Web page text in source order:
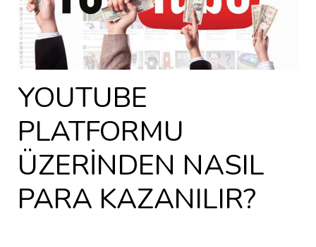
YOUTUBE
PLATFORMU
ÜZERİNDEN NASIL
PARA KAZANILIR?